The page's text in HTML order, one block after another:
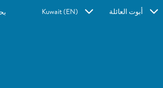
أبوت العائلة Kuwait (EN)